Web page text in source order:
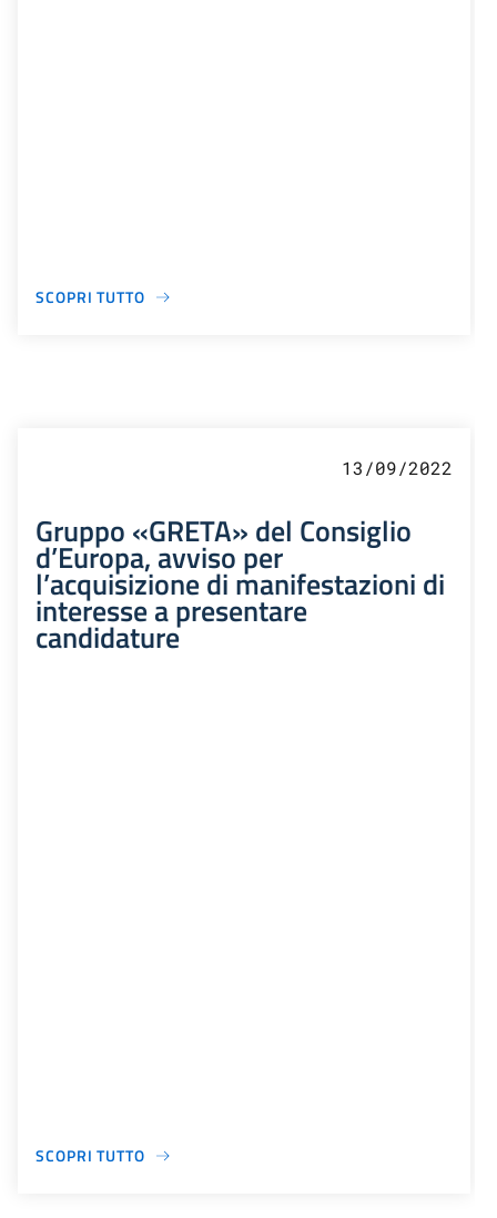
SCOPRI TUTTO
13/09/2022
Gruppo «GRETA» del Consiglio
d’Europa, avviso per
l’acquisizione di manifestazioni di
interesse a presentare
candidature
SCOPRI TUTTO